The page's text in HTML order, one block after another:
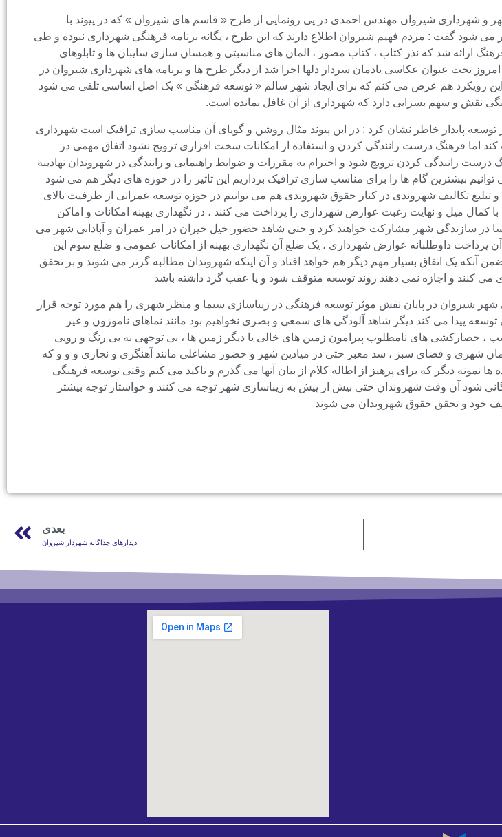
شهرداری شیروان مهندس احمدی در پی رونمایی از طرح « قاسم های شیروان » که در پیوند با
می شود گفت : مردم فهیم شیروان اطلاع دارند که این طرح ، یگانه برنامه فرهنگی شهرداری نبوده و طی
ارائه شد که نذر کتاب ، کتاب مصور ، المان های مناسبتی و همسان سازی سایبان ها و تابلوهای
امروز تحت عنوان عکاسی یادمان سردار دلها اجرا شد از دیگر طرح ها و برنامه های شهرداری شیروان در
این رویکرد هم عرض می کنم که برای ایجاد شهر سالم « توسعه فرهنگی » یک اصل اساسی تلقی می شود
نقش و سهم بسزایی دارد که شهرداری از آن غافل نمانده است.
توسعه پایدار خاطر نشان کرد : در این پیوند مثال روشن و گویای آن مناسب سازی ترافیک است شهرداری
اما فرهنگ درست رانندگی کردن و استفاده از امکانات سخت افزاری ترویج نشود اتفاق مهمی در
رانندگی کردن ترویج شود و احترام به مقررات و ضوابط راهنمایی و رانندگی در شهروندان نهادینه
بیشترین گام ها را برای مناسب سازی ترافیک برداریم این تاثیر را در حوزه های دیگر هم می شود
و تبلیغ تکالیف شهروندی در کنار حقوق شهروندی هم می توانیم در حوزه توسعه عمرانی از ظرفیت بالای
با کمال میل و نهایت رغبت عوارض شهرداری را پرداخت می کنند ، در نگهداری بهینه امکانات و اماکن
در سازندگی شهر مشارکت خواهند کرد و حتی شاهد حضور خیل خیران در امر عمران و آبادانی شهر می
پرداخت داوطلبانه عوارض شهرداری ، یک ضلع آن نگهداری بهینه از امکانات عمومی و ضلع سوم این
آنکه یک اتفاق بسیار مهم دیگر هم خواهد افتاد و آن اینکه شهروندان مطالبه گرتر می شوند و بر تحقق
کنند و اجازه نمی دهند روند توسعه متوقف شود و یا عقب گرد داشته باشد
در پایان نقش موثر توسعه فرهنگی در زیباسازی سیما و منظر شهری را هم مورد توجه قرار
پیدا می کند دیگر شاهد آلودگی های سمعی و بصری نخواهیم بود مانند نماهای ناموزون و غیر
، حصارکشی های نامطلوب پیرامون زمین های خالی یا دیگر زمین ها ، بی توجهی به بی رنگ و رویی
شهری و فضای سبز ، سد معبر حتی در میادین شهر و حضور مشاغلی مانند آهنگری و نجاری و و و که
نمونه دیگر که برای پرهیز از اطاله کلام از بیان آنها می گذرم و تاکید می کنم وقتی توسعه فرهنگی
شود آن وقت شهروندان حتی بیش از پیش به زیباسازی شهر توجه می کنند و خواستار توجه بیشتر
خود و تحقق حقوق شهروندان می شوند
بعدی
دیدارهای جداگانه شهردار شیروان